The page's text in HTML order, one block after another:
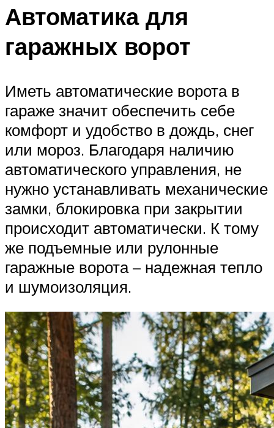
Автоматика для
гаражных ворот
Иметь автоматические ворота в
гараже значит обеспечить себе
комфорт и удобство в дождь, снег
или мороз. Благодаря наличию
автоматического управления, не
нужно устанавливать механические
замки, блокировка при закрытии
происходит автоматически. К тому
же подъемные или рулонные
гаражные ворота – надежная тепло
и шумоизоляция.